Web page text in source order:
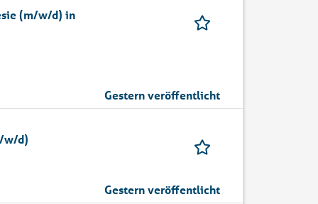
(m/w/d) in
Gestern veröffentlicht
w/d)
Gestern veröffentlicht